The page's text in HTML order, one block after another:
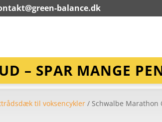
balance.dk
– SPAR MANGE
til voksencykler / Schwalbe Marathon